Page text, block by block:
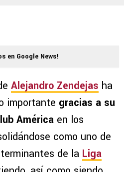
en Google News!
Alejandro Zendejas ha
importante gracias a su
América en los
como uno de
de la Liga